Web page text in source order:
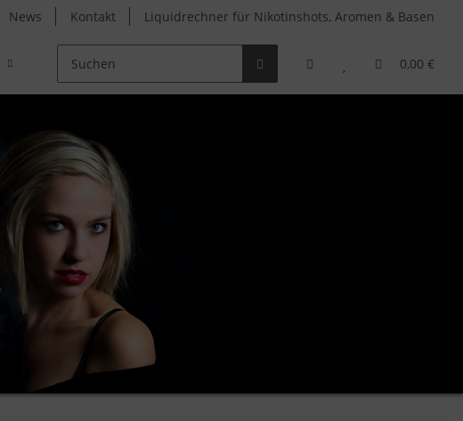
News Kontakt Liquidrechner für Nikotinshots, Aromen & Basen
0,00 €
Clearomizer Verdampferköpfe Zubehör